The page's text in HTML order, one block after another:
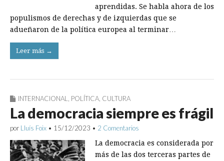
aprendidas. Se habla ahora de los
populismos de derechas y de izquierdas que se
adueñaron de la política europea al terminar…
Leer más →
INTERNACIONAL POLÍTICA CULTURA
La democracia siempre es frágil
por Lluís Foix • 15/12/2023 • 2 Comentarios
La democracia es considerada por
más de las dos terceras partes de